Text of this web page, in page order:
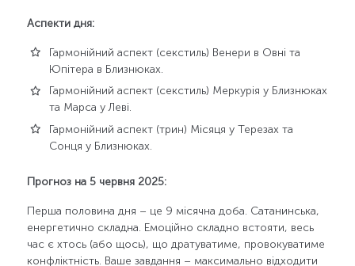
Аспекти дня:
Гармонійний аспект (секстиль) Венери в Овні та
Юпітера в Близнюках.
Гармонійний аспект (секстиль) Меркурія у Близнюках
та Марса у Леві.
Гармонійний аспект (трин) Місяця у Терезах та
Сонця у Близнюках.
Прогноз на 5 червня 2025:
Перша половина дня – це 9 місячна доба. Сатанинська,
енергетично складна. Емоційно складно встояти, весь
час є хтось (або щось), що дратуватиме, провокуватиме
конфліктність. Ваше завдання – максимально відходити